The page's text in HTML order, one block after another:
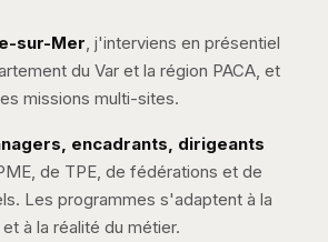
sur-Mer, j'interviens en présentiel
du Var et la région PACA, et
missions multi-sites.
encadrants, dirigeants
de TPE, de fédérations et de
Les programmes s'adaptent à la
à la réalité du métier.